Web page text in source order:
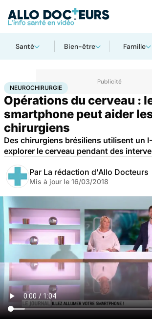
Santé Bien-être Famille
AccueilSantéNeurochirurgie
NEUROCHIRURGIE
Opérations du cerveau :
smartphone peut aider
chirurgiens
Des chirurgiens brésiliens utilisent un
explorer le cerveau pendant des
Par La rédaction d'Allo Docteurs
Mis à jour le 16/03/2018